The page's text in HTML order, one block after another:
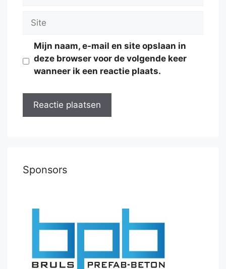
Site
Mijn naam, e-mail en site opslaan in
deze browser voor de volgende keer
wanneer ik een reactie plaats.
Sponsors